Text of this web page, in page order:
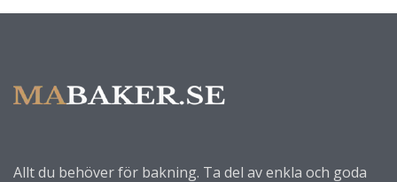
Allt du behöver för bakning. Ta del av enkla och goda